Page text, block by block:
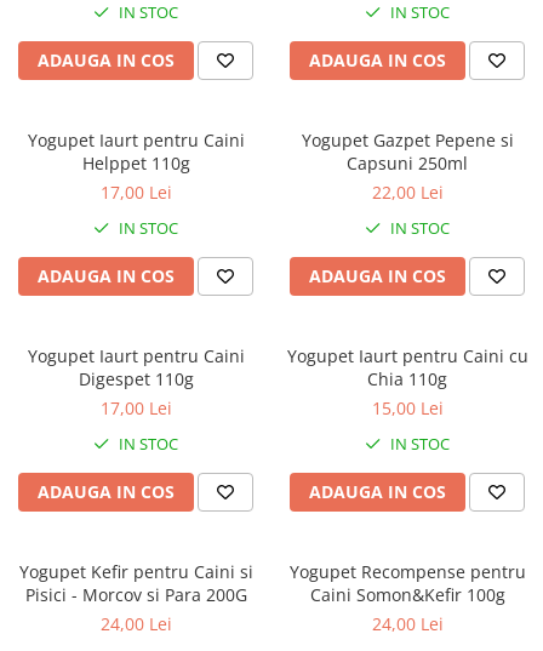
Recompense caini
Accesorii
Batoane branza Yak
Castroane si Dozatoare
Culcusuri
Custi si Genti de Transport
Hainute
Lemne si coarne de cerb sau
caprior
Lese, Zgarzi & Hamuri
Produse Igiena si Ingrijire
Saltele cu efect de racire
IN STOC
ADAUGA IN COS
IN STOC
ADAUGA IN COS
Yogupet Iaurt pentru Caini
Helppet 110g
17,00 Lei
IN STOC
ADAUGA IN COS
Yogupet Gazpet Pepene si
Capsuni 250ml
22,00 Lei
IN STOC
ADAUGA IN COS
Yogupet Iaurt pentru Caini
Digespet 110g
17,00 Lei
IN STOC
ADAUGA IN COS
Yogupet Iaurt pentru Caini cu
Chia 110g
15,00 Lei
IN STOC
ADAUGA IN COS
Yogupet Kefir pentru Caini si
Pisici - Morcov si Para 200G
24,00 Lei
Yogupet Recompense pentru
Caini Somon&Kefir 100g
24,00 Lei